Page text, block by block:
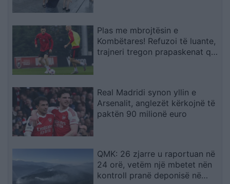
Plas me mbrojtësin e
Kombëtares! Refuzoi të luante,
trajneri tregon prapaskenat që
Real Madridi synon yllin e
Arsenalit, anglezët kërkojnë të
paktën 90 milionë euro
QMK: 26 zjarre u raportuan në
24 orë, vetëm një mbetet nën
kontroll pranë deponisë në